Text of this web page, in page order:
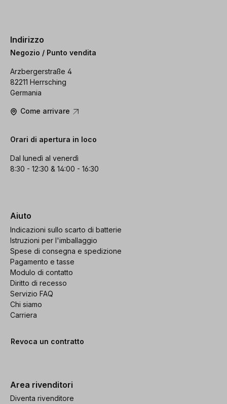
Indirizzo
Negozio / Punto vendita
Arzbergerstraße 4
82211 Herrsching
Germania
Come arrivare
Orari di apertura in loco
Dal lunedì al venerdì
8:30 - 12:30 & 14:00 - 16:30
Aiuto
Indicazioni sullo scarto di batterie
Istruzioni per l'imballaggio
Spese di consegna e spedizione
Pagamento e tasse
Modulo di contatto
Diritto di recesso
Servizio FAQ
Chi siamo
Carriera
Revoca un contratto
Area rivenditori
Diventa rivenditore